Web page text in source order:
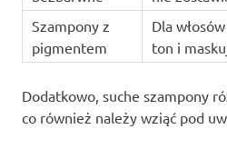
Szampony z
pigmentem
Dla
ton i
Dodatkowo, suche szampony
co również należy wziąć pod